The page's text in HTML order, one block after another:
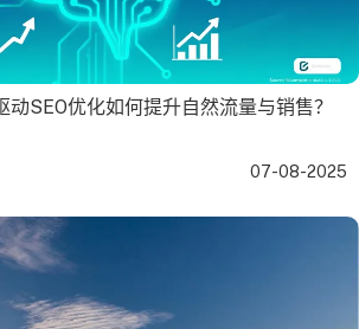
动SEO优化如何提升自然流量与销售？
07-08-2025